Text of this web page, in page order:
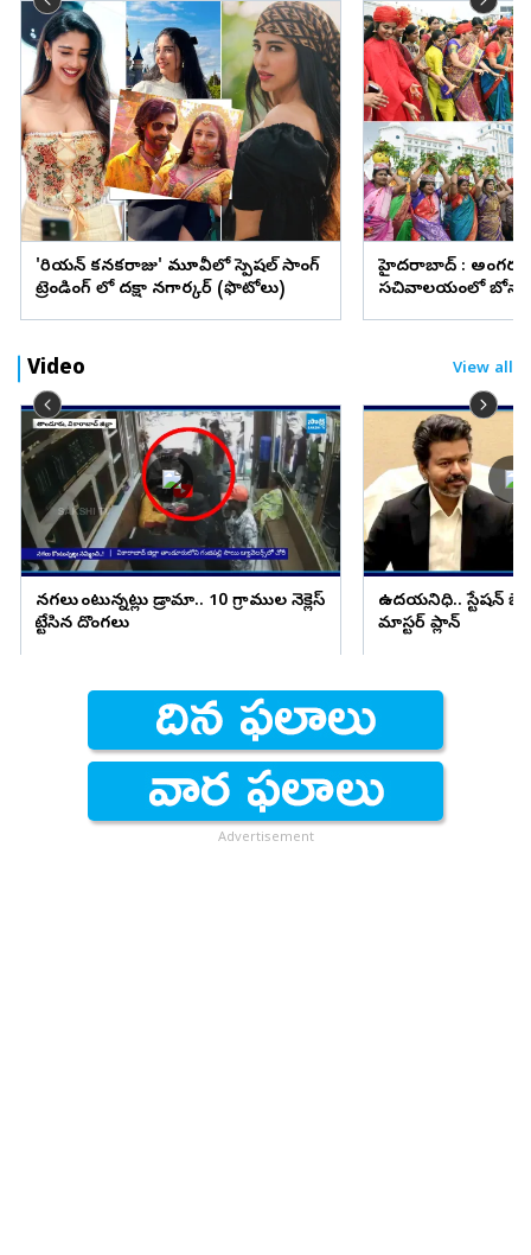
'కొరియన్‌ కనకరాజు' మూవీలో స్పెషల్ సాంగ్
ట్రెండింగ్ లో దక్షా నగార్కర్ (ఫొటోలు)
హైదరాబాద్ :
సచివాలయంలో బోనాల
Video View all
నగలు కొంటున్నట్లు డ్రామా.. 10 గ్రాముల నెక్లెస్
కొట్టేసిన దొంగలు
ఉదయనిధి.. స్టేషన్
మాస్టర్ ప్లాన్
Advertisement